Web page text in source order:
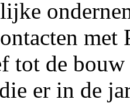
met
tot de bouw
er in de